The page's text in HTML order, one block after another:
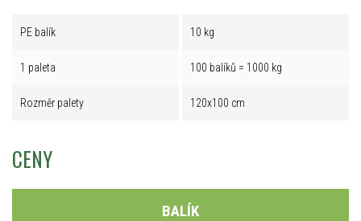
PE balík 10 kg
1 paleta 100 balíků = 1000 kg
Rozměr palety 120x100 cm
CENY
BALÍK